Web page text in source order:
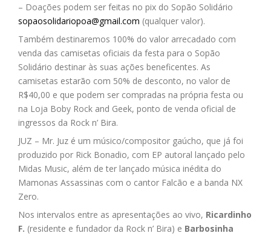
– Doações podem ser feitas no pix do Sopão Solidário
sopaosolidariopoa@gmail.com (qualquer valor).
Também destinaremos 100% do valor arrecadado com
venda das camisetas oficiais da festa para o Sopão
Solidário destinar às suas ações beneficentes. As
camisetas estarão com 50% de desconto, no valor de
R$40,00 e que podem ser compradas na própria festa ou
na Loja Boby Rock and Geek, ponto de venda oficial de
ingressos da Rock n’ Bira.
JUZ – Mr. Juz é um músico/compositor gaúcho, que já foi
produzido por Rick Bonadio, com EP autoral lançado pelo
Midas Music, além de ter lançado música inédita do
Mamonas Assassinas com o cantor Falcão e a banda NX
Zero.
Nos intervalos entre as apresentações ao vivo, Ricardinho
F. (residente e fundador da Rock n’ Bira) e Barbosinha